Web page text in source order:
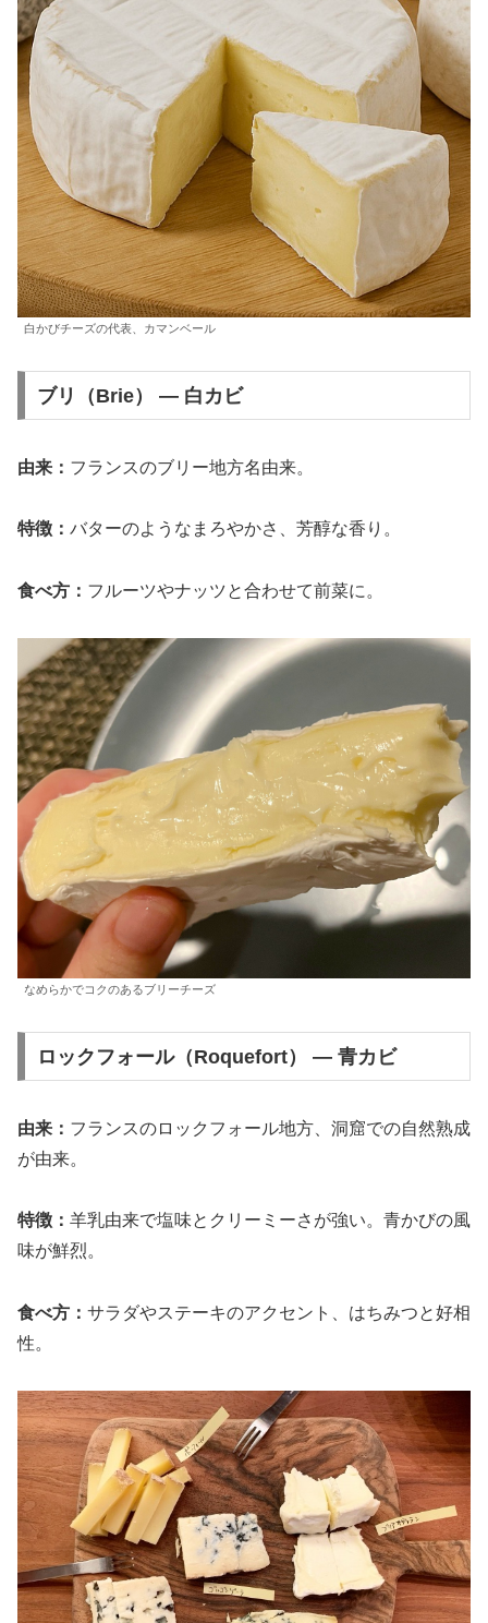
白かびチーズの代表、カマンベール
ブリ（Brie） — 白カビ
由来： フランスのブリー地方名由来。
特徴： バターのようなまろやかさ、芳醇な香り。
食べ方： フルーツやナッツと合わせて前菜に。
なめらかでコクのあるブリーチーズ
ロックフォール（Roquefort） — 青カビ
由来： フランスのロックフォール地方、洞窟での自然熟成
が由来。
特徴： 羊乳由来で塩味とクリーミーさが強い。青かびの風
味が鮮烈。
食べ方： サラダやステーキのアクセント、はちみつと好相
性。